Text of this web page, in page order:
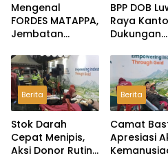
Mengenal
FORDES MATAPPA,
Jembatan
Masyarakat di
Wilayah Lingkar
Tambang Luwu
BPP DOB
Raya
Dukungan
Provinsi
Masuk
Pemerintah
Berita
Stok Darah
Cepat Menipis,
Aksi Donor Rutin
Berita
Camat
Apresiasi